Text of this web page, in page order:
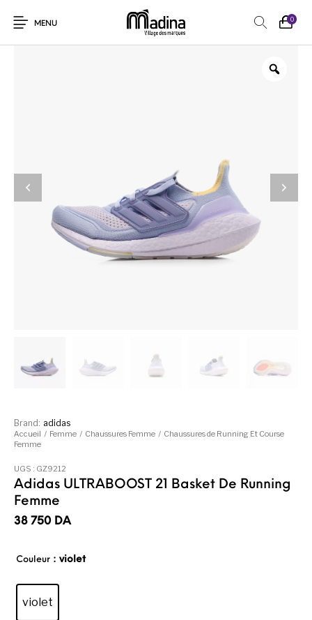
MENU
0
Accueil / Femme / Chaussures Femme / Chaussures de Running Et Course
Femme
Adidas ULTRABOOST 21 Basket De Running
Femme
38 750 DA
Couleur : violet
violet
UGS : GZ9212
Brand: adidas